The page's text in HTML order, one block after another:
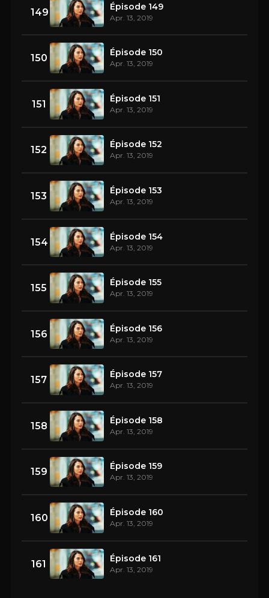
149 Épisode 149
Apr. 13, 2019
150 Épisode 150
Apr. 13, 2019
151 Épisode 151
Apr. 13, 2019
152 Épisode 152
Apr. 13, 2019
153 Épisode 153
Apr. 13, 2019
154 Épisode 154
Apr. 13, 2019
155 Épisode 155
Apr. 13, 2019
156 Épisode 156
Apr. 13, 2019
157 Épisode 157
Apr. 13, 2019
158 Épisode 158
Apr. 13, 2019
159 Épisode 159
Apr. 13, 2019
160 Épisode 160
Apr. 13, 2019
161 Épisode 161
Apr. 13, 2019